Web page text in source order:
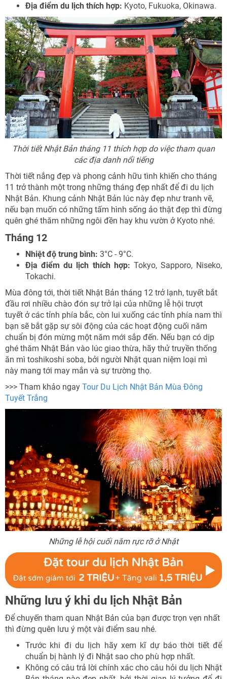
Địa điểm du lịch thích hợp: Kyoto, Fukuoka, Okinawa.
Thời tiết Nhật Bản tháng 11 thích hợp do việc tham quan
các địa danh nổi tiếng
Thời tiết nắng đẹp và phong cảnh hữu tình khiến cho tháng
11 trở thành một trong những tháng đẹp nhất để đi du lịch
Nhật Bản. Khung cảnh Nhật Bản lúc này đẹp như tranh vẽ,
nếu bạn muốn có những tấm hình sống ảo thật đẹp thì đừng
quên ghé thăm những ngôi đền hay khu vườn ở Kyoto nhé.
Tháng 12
Nhiệt độ trung bình: 3°C - 9°C.
Địa điểm du lịch thích hợp: Tokyo, Sapporo, Niseko,
Tokachi.
Mùa đông tới, thời tiết Nhật Bản tháng 12 trở lạnh, tuyết bắt
đầu rơi nhiều chào đón sự trở lại của những lễ hội trượt
tuyết ở các tỉnh phía bắc, còn lui xuống các tỉnh phía nam thì
bạn sẽ bắt gặp sự sôi động của các hoạt động cuối năm
chuẩn bị đón mừng một năm mới sắp đến. Nếu bạn có dịp
ghé thăm Nhật Bản vào lúc giao thừa, hãy thử truyền thống
ăn mì toshikoshi soba, bởi người Nhật quan niệm loại mì
này mang tới may mắn và sự trường thọ.
>>> Tham khảo ngay Tour Du Lịch Nhật Bản Mùa Đông
Tuyết Trắng
Những lễ hội cuối năm rực rỡ ở Nhật
Những lưu ý khi du lịch Nhật Bản
Để chuyến tham quan Nhật Bản của bạn được trọn vẹn nhất
thì đừng quên lưu ý một vài điểm sau nhé.
Trước khi đi du lịch hãy xem kĩ dự báo thời tiết để
chuẩn bị hành lý đi Nhật sao cho phù hợp nhất.
Không có câu trả lời chính xác cho câu hỏi du lịch Nhật